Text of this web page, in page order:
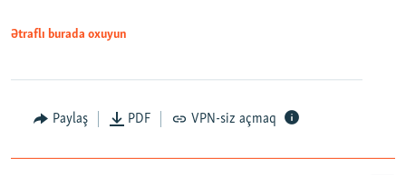
Ətraflı burada oxuyun
Paylaş PDF VPN-siz açmaq